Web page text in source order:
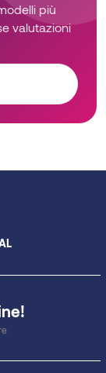
più
valutazioni